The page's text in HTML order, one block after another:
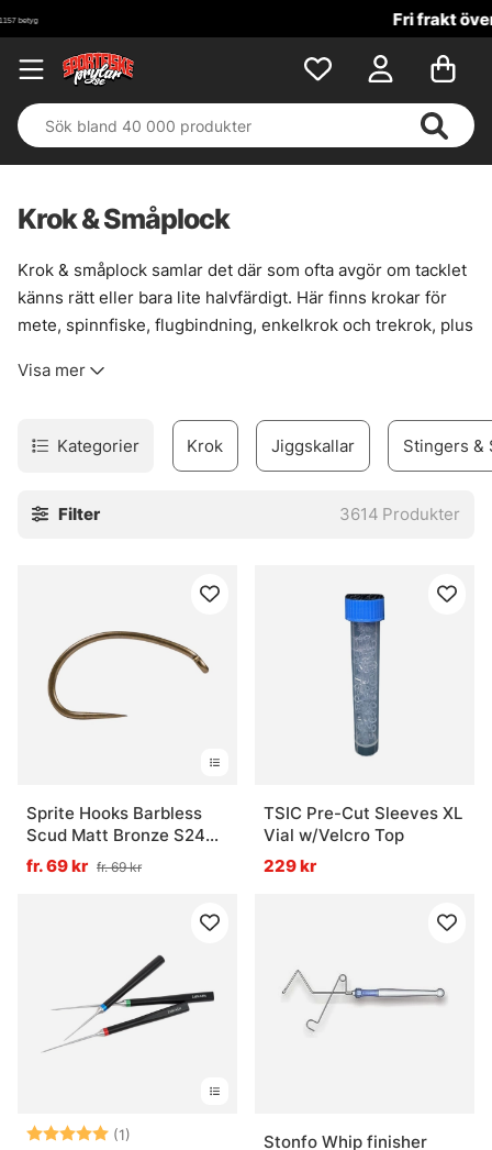
Krok & Småplock
Krok & småplock samlar det där som ofta avgör om tacklet
känns rätt eller bara lite halvfärdigt. Här finns krokar för
mete, spinnfiske, flugbindning, enkelkrok och trekrok, plus
när det väl gäller. En bra krok sitter inte bara fast. Den
Sortimentet är brett nog för att täcka många metoder, men
ändå lätt att sortera i huvudet. För den som bygger egna
stingers och tafsar. Små saker, javisst. Men ofta är det just
Utforska gärna de viktigaste underkategorierna:
» Krok » Flugbindningsmaterial » Tafsar
Vanliga frågor om krok och småplock
Vad är krok och småplock?
Vad används tafsar till?
Vad är flugbindningsmaterial?
Vad är stingers och när används de?
Visa mer
Kategorier Krok Jiggskallar Stingers &
Filter 3614 Produkter
Sprite Hooks Barbless
Scud Matt Bronze S2499
25-pack
fr. 69 kr fr. 69 kr
TSIC Pre-Cut Sleeves XL
Vial w/Velcro Top
229 kr
Betyg: (1)
5.0 utav 5 stjärnorStonfo Whip finisher